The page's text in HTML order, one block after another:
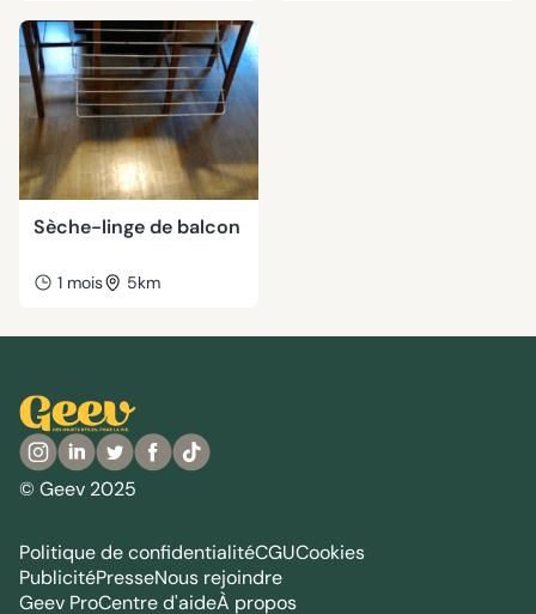
Sèche-linge de balcon
1 mois 5km
© Geev 2025
Politique de confidentialitéCGUCookies
PublicitéPresseNous rejoindre
Geev ProCentre d'aideÀ propos